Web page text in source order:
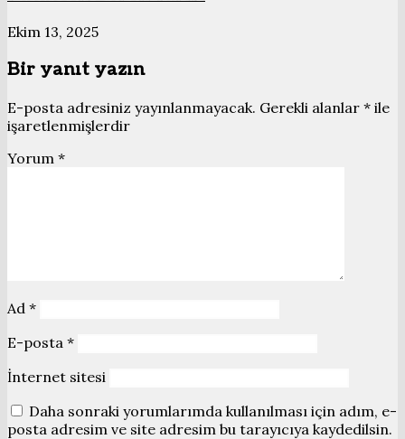
Ekim 13, 2025
Bir yanıt yazın
E-posta adresiniz yayınlanmayacak. Gerekli alanlar * ile
işaretlenmişlerdir
Yorum *
Ad *
E-posta *
İnternet sitesi
Daha sonraki yorumlarımda kullanılması için adım, e-
posta adresim ve site adresim bu tarayıcıya kaydedilsin.